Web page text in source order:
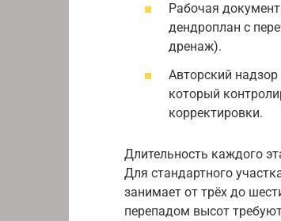
Рабочая
дендроплан с
дренаж).
Авторский
который
корректировки.
Длительность каждого
Для стандартного
занимает от трёх до
перепадом высот